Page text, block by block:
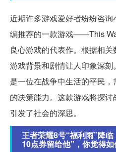
近期许多游戏爱好者纷纷咨询
编推荐的一款游戏——This
良心游戏的代表作。根据相
游戏背景和剧情让人印象深
是一位在战争中生活的平民
的决策能力。这款游戏将探讨
引发了社会的深思。
王者荣耀8号“福利雨”降
10点券留给他”，你觉得如